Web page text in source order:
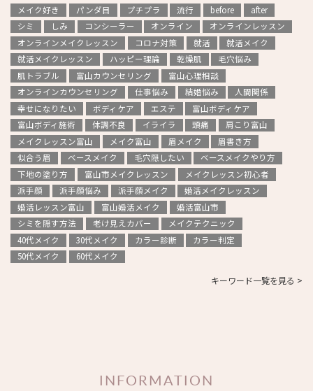
メイク好き
パンダ目 プチプラ 流行 before
after
シミ
しみ コンシーラー オンライン
オンラインレッスン
オンラインメイクレッスン
コロナ対策 就活
就活メイク
就活メイクレッスン
ハッピー理論 乾燥肌
毛穴悩み
肌トラブル
富山カウンセリング
富山心理相談
オンラインカウンセリング
仕事悩み 結婚悩み
人間関係
幸せになりたい
ボディケア エステ
富山ボディケア
富山ボディ施術
体調不良 イライラ 頭痛
肩こり富山
メイクレッスン富山
メイク富山 眉メイク
眉書き方
似合う眉
ベースメイク 毛穴隠したい
ベースメイクやり方
下地の塗り方
富山市メイクレッスン
メイクレッスン初心者
派手顔
派手顔悩み 派手顔メイク
婚活メイクレッスン
婚活レッスン富山
富山婚活メイク
婚活富山市
シミを隠す方法
老け見えカバー
メイクテクニック
40代メイク
30代メイク カラー診断
カラー判定
50代メイク
60代メイク
キーワード一覧を見る >
INFORMATION